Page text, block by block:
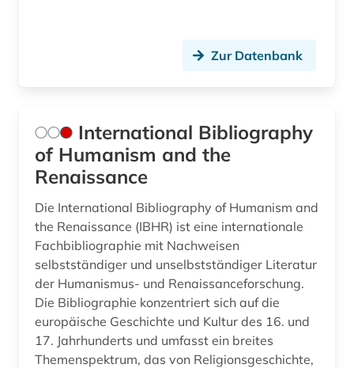
Zur Datenbank
International Bibliography
of Humanism and the
Renaissance
Die International Bibliography of Humanism and
the Renaissance (IBHR) ist eine internationale
Fachbibliographie mit Nachweisen
selbstständiger und unselbstständiger Literatur
der Humanismus- und Renaissanceforschung.
Die Bibliographie konzentriert sich auf die
europäische Geschichte und Kultur des 16. und
17. Jahrhunderts und umfasst ein breites
Themenspektrum, das von Religionsgeschichte,